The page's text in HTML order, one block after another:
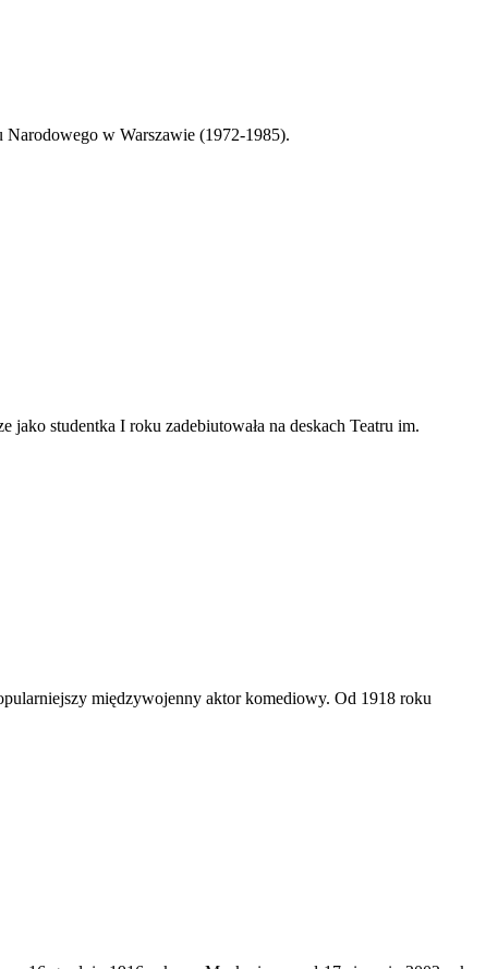
w Warszawie (1972-1985).
studentka I roku zadebiutowała na deskach Teatru im.
międzywojenny aktor komediowy. Od 1918 roku